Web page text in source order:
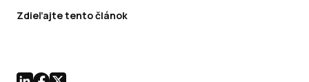
Zdieľajte tento článok